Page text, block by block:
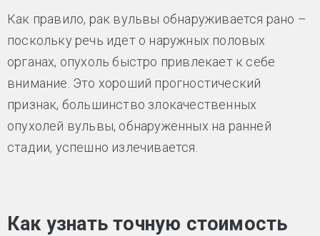
Как правило, рак вульвы обнаруживается рано –
поскольку речь идет о наружных половых
органах, опухоль быстро привлекает к себе
внимание. Это хороший прогностический
признак, большинство злокачественных
опухолей вульвы, обнаруженных на ранней
стадии, успешно излечивается.
Как узнать точную стоимость